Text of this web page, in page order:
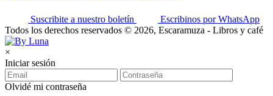
Suscribite a nuestro boletín
Escribinos por WhatsApp
Todos los derechos reservados © 2026, Escaramuza - Libros y café
×
Iniciar sesión
Olvidé mi contraseña